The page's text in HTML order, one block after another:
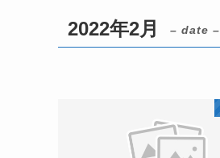
2022年2月 – date –